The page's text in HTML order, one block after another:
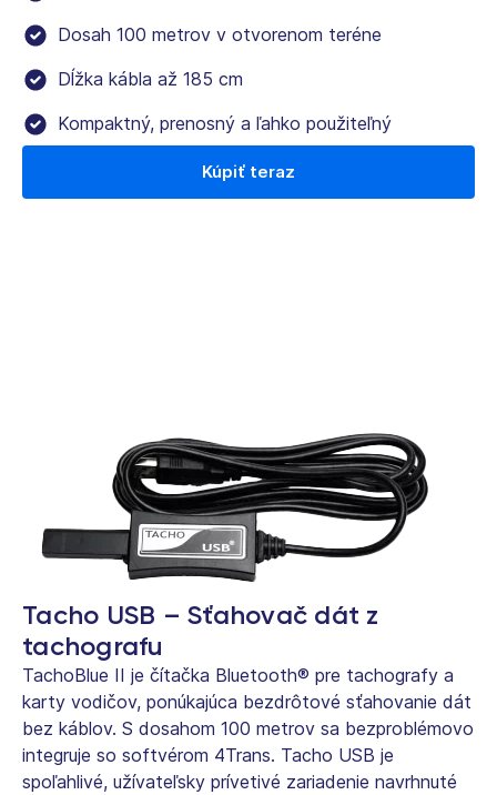
Dosah 100 metrov v otvorenom teréne
Dĺžka kábla až 185 cm
Kompaktný, prenosný a ľahko použiteľný
Kúpiť teraz
Tacho USB – Sťahovač dát z
tachografu
TachoBlue II je čítačka Bluetooth® pre tachografy a
karty vodičov, ponúkajúca bezdrôtové sťahovanie dát
bez káblov. S dosahom 100 metrov sa bezproblémovo
integruje so softvérom 4Trans. Tacho USB je
spoľahlivé, užívateľsky prívetivé zariadenie navrhnuté